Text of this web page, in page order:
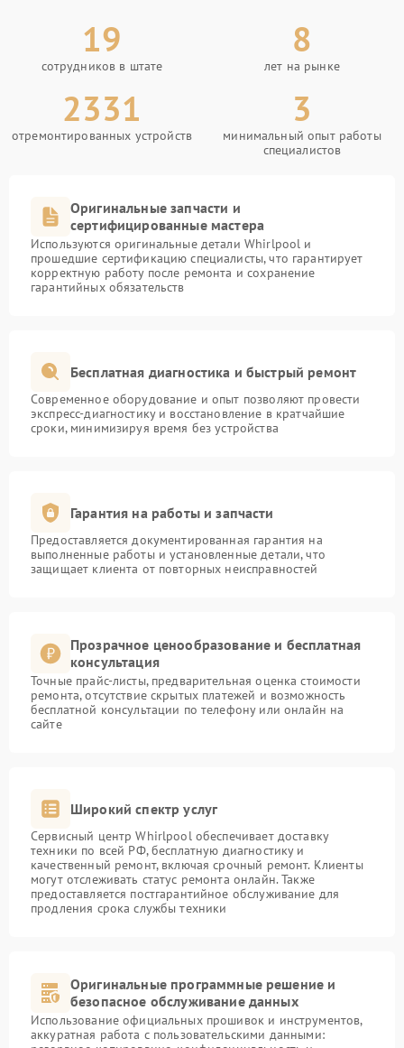
19
сотрудников в штате
8
лет на рынке
2331
отремонтированных устройств
3
минимальный опыт работы
специалистов
Оригинальные запчасти и
сертифицированные мастера
Используются оригинальные детали Whirlpool и
прошедшие сертификацию специалисты, что гарантирует
корректную работу после ремонта и сохранение
гарантийных обязательств
Бесплатная диагностика и быстрый ремонт
Современное оборудование и опыт позволяют провести
экспресс-диагностику и восстановление в кратчайшие
сроки, минимизируя время без устройства
Гарантия на работы и запчасти
Предоставляется документированная гарантия на
выполненные работы и установленные детали, что
защищает клиента от повторных неисправностей
Прозрачное ценообразование и бесплатная
консультация
Точные прайс-листы, предварительная оценка стоимости
ремонта, отсутствие скрытых платежей и возможность
бесплатной консультации по телефону или онлайн на
сайте
Широкий спектр услуг
Сервисный центр Whirlpool обеспечивает доставку
техники по всей РФ, бесплатную диагностику и
качественный ремонт, включая срочный ремонт. Клиенты
могут отслеживать статус ремонта онлайн. Также
предоставляется постгарантийное обслуживание для
продления срока службы техники
Оригинальные программные решение и
безопасное обслуживание данных
Использование официальных прошивок и инструментов,
аккуратная работа с пользовательскими данными: